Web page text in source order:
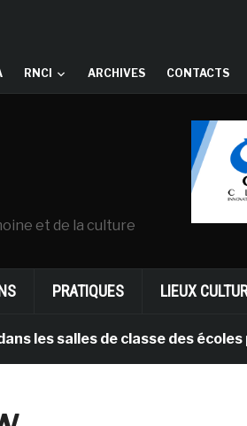
RNCI ARCHIVES CONTACTS
et de la culture
PRATIQUES LIEUX
salles de classe des écoles